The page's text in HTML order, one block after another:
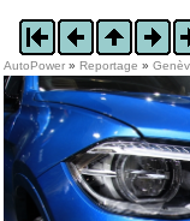
AutoPower » Reportage »